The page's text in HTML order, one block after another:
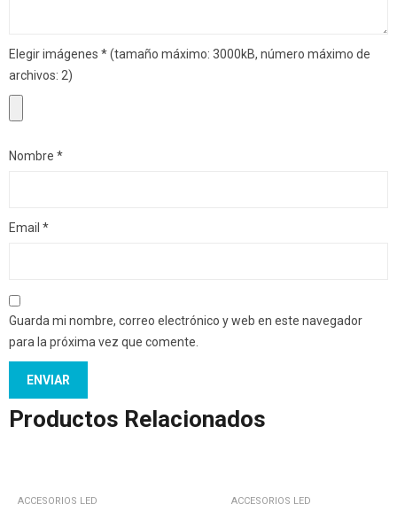
Elegir imágenes *(tamaño máximo: 3000kB, número máximo de
archivos: 2)
Nombre *
Email *
Guarda mi nombre, correo electrónico y web en este navegador
para la próxima vez que comente.
Productos Relacionados
ACCESORIOS LED ACCESORIOS LED